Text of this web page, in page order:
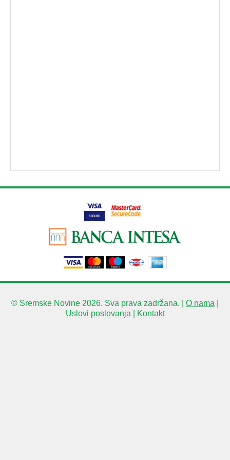
© Sremske Novine 2026. Sva prava zadržana. | O nama
Uslovi poslovanja
Kontakt